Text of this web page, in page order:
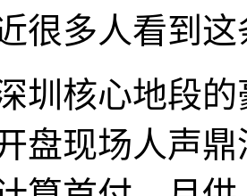
很多人看到
圳核心地段
盘现场人声